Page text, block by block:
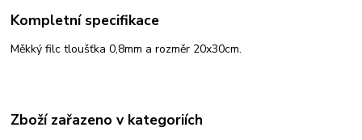
Kompletní specifikace
Měkký filc tloušťka 0,8mm a rozměr 20x30cm.
Zboží zařazeno v kategoriích